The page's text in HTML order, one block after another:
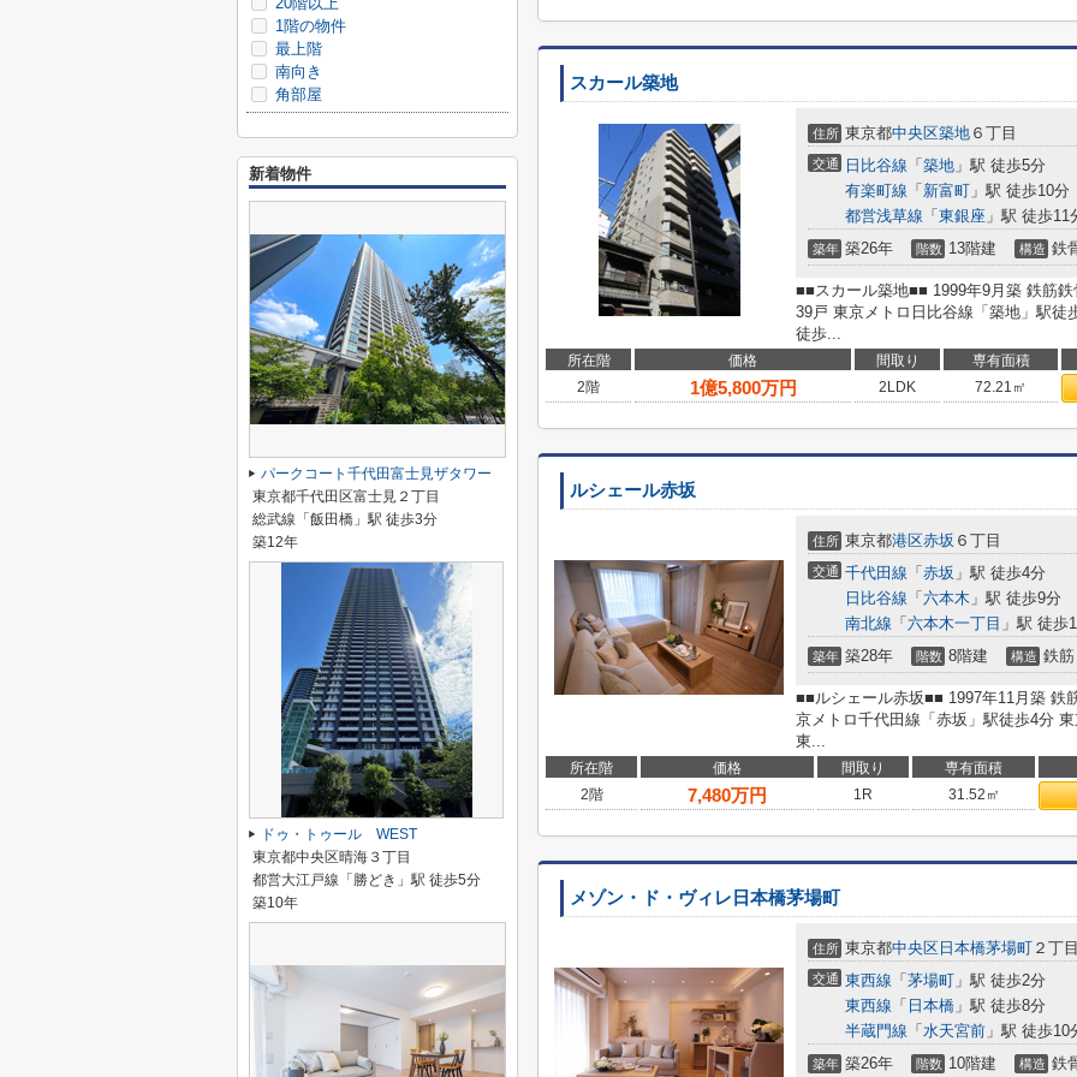
スカール築地
住所 東京都中央区築地 ６丁目
交通 日比谷線 「 築地 」駅 徒歩5分
有楽町線 「 新富町 」駅 徒歩10分
都営浅草線 「 東銀座 」駅 徒歩11
築年 築26年 階数 13階建 構造 鉄
■■スカール築地■■ 1999年9月築 鉄筋
39戸 東京メトロ日比谷線「築地」駅徒
徒歩...
所在階 価格 間取り
専有面積
2階
1億5,800万円 2LDK 72.21㎡
ルシェール赤坂
住所 東京都港区赤坂 ６丁目
交通 千代田線 「 赤坂 」駅 徒歩4分
日比谷線 「 六本木 」駅 徒歩9分
南北線 「 六本木一丁目 」駅 徒歩
築年 築28年 階数 8階建 構造 鉄
■■ルシェール赤坂■■ 1997年11月築 鉄
京メトロ千代田線「赤坂」駅徒歩4分
東...
所在階 価格 間取り
専有面積
2階
7,480万円 1R 31.52㎡
メゾン・ド・ヴィレ日本橋茅場町
住所 東京都中央区 日本橋茅場町 ２丁
交通 東西線 「 茅場町 」駅 徒歩2分
東西線 「 日本橋 」駅 徒歩8分
半蔵門線 「 水天宮前 」駅 徒歩10
築年 築26年 階数 10階建 構造 鉄
1階の物件
最上階
南向き
角部屋
新着物件
パークコート千代田富士見ザタワー
東京都千代田区富士見２丁目
総武線「飯田橋」駅 徒歩3分
築12年
ドゥ・トゥール WEST
東京都中央区晴海３丁目
都営大江戸線「勝どき」駅 徒歩5分
築10年